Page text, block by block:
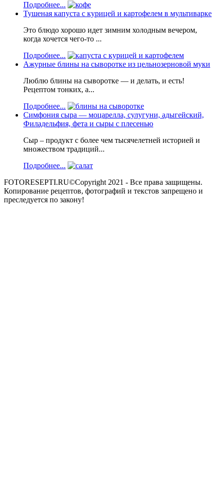
Подробнее...
Тушеная капуста с курицей и картофелем в мультиварке
Это блюдо хорошо идет зимним холодным вечером,
когда хочется чего-то ...
Подробнее...
Ажурные блины на сыворотке из цельнозерновой муки
Люблю блины на сыворотке — и делать, и есть!
Рецептом тонких, а...
Подробнее...
Симфония сыра — моцарелла, сулугуни, адыгейский,
Филадельфия, фета и сыры с плесенью
Сыр – продукт с более чем тысячелетней историей и
множеством традиций...
Подробнее...
FOTORESEPTI.RU©Copyright 2021 - Все права защищены.
Копирование рецептов, фотографий и текстов запрещено и
преследуется по закону!